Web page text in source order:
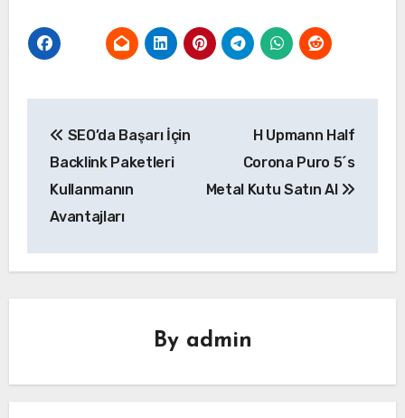
gezinmesi
SEO’da Başarı İçin
Backlink Paketleri
Kullanmanın
Avantajları
H Upmann Half
Corona Puro 5´s
Metal Kutu Satın Al
By admin